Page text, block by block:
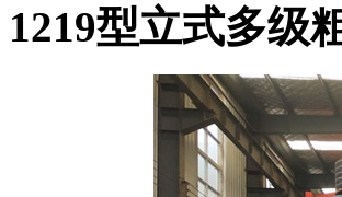
1219型立式多级